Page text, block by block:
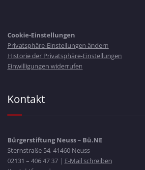
Cookie-Einstellungen
Privatsphäre-Einstellungen ändern
Historie der Privatsphäre-Einstellungen
Einwilligungen widerrufen
Kontakt
Bürgerstiftung Neuss – Bü.NE
Sternstraße 54, 41460 Neuss
02131 – 406 47 37 | E-Mail schreiben